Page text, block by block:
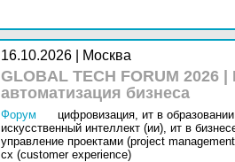
16.10.2026 | Москва
GLOBAL TECH FORUM
автоматизация бизнеса
Форум цифровизация, ит в
искусственный интеллект (ии), ит в
управление проектами (project
cx (customer experience)